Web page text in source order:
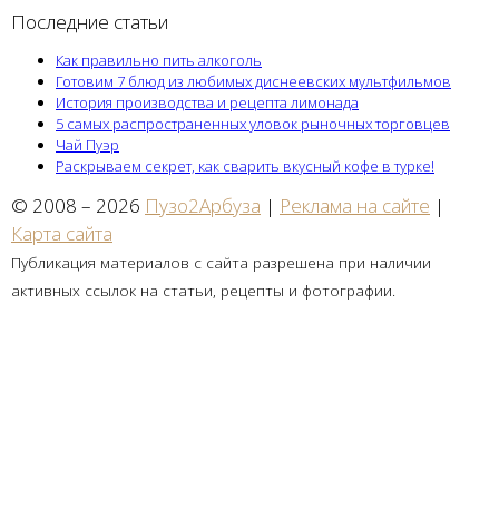
Последние статьи
Как правильно пить алкоголь
Готовим 7 блюд из любимых диснеевских мультфильмов
История производства и рецепта лимонада
5 самых распространенных уловок рыночных торговцев
Чай Пуэр
Раскрываем секрет, как сварить вкусный кофе в турке!
© 2008 – 2026 Пузо2Арбуза | Реклама на сайте |
Карта сайта
Публикация материалов с сайта разрешена при наличии
активных ссылок на статьи, рецепты и фотографии.